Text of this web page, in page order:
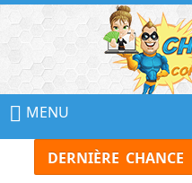
MENU
DERNIÈRE CHANCE
📢
Ne
Manquez
Aucun